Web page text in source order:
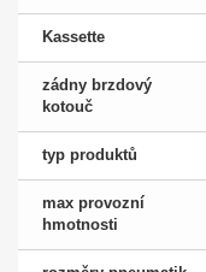
Kassette
zádny brzdový
kotouč
typ produktů
max provozní
hmotnosti